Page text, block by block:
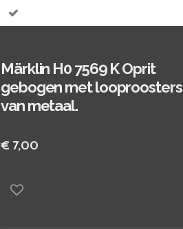
Märklin H0 7569 K Oprit
gebogen met looproosters
van metaal.
€ 7,00